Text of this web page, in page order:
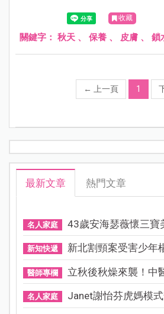
收藏
關鍵字： 秋天 、 保養 、 皮膚 、 鎖
← 上一頁 1
最新文章 熱門文章
名人家庭 43歲安海瑟薇懷三寶
新知快遞 新北割頸案受害少年
醫師專欄 立秋後秋燥來襲！中
名人家庭 Janet謝怡芬虎媽模